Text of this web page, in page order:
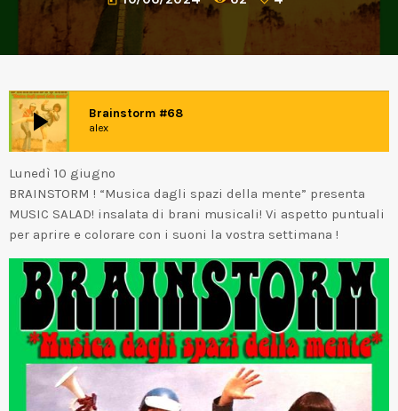
play_arrow Brainstorm #68
alex
Lunedì 10 giugno
BRAINSTORM ! “Musica dagli spazi della mente” presenta
MUSIC SALAD! insalata di brani musicali! Vi aspetto puntuali
per aprire e colorare con i suoni la vostra settimana !